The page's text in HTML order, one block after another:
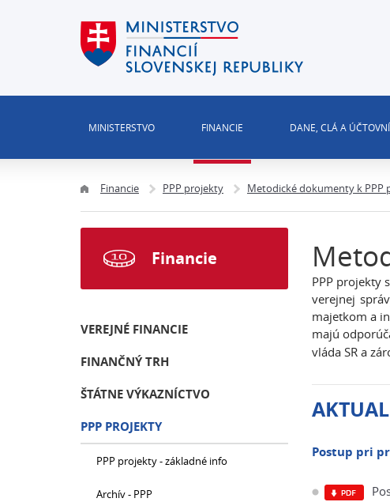
MINISTERSTVO FINANCIE DANE, CLÁ A
Financie PPP projekty Metodické dokumenty k PPP
PPP projekty
verejnej
majetkom a
majú
vláda SR a
Postup pri
Financie
VEREJNÉ FINANCIE
FINANČNÝ TRH
ŠTÁTNE VÝKAZNÍCTVO
PPP PROJEKTY
PPP projekty - základné info
Archív - PPP